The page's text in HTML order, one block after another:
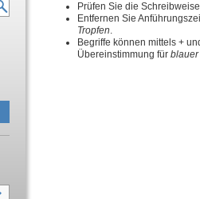
Prüfen Sie die
Entfernen Sie
Tropfen.
Begriffe können mittels +
Übereinstimmung für blauer